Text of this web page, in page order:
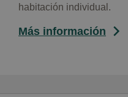
habitación individual.
Más información